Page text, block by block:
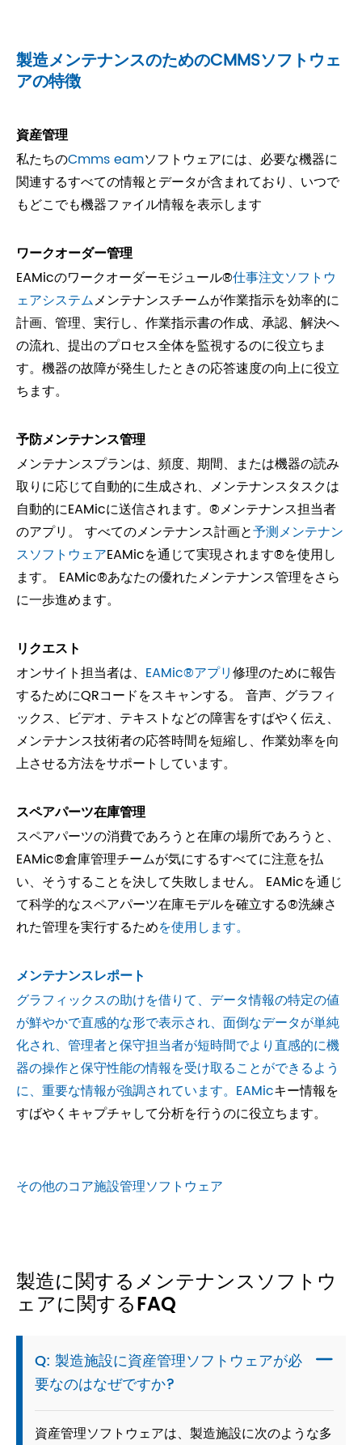
製造メンテナンスのためのCMMSソフトウェ
アの特徴
資産管理
私たちのCmms eamソフトウェアには、必要な機器に
関連するすべての情報とデータが含まれており、いつで
もどこでも機器ファイル情報を表示します
ワークオーダー管理
EAMicのワークオーダーモジュール®仕事注文ソフトウ
ェアシステムメンテナンスチームが作業指示を効率的に
計画、管理、実行し、作業指示書の作成、承認、解決へ
の流れ、提出のプロセス全体を監視するのに役立ちま
す。機器の故障が発生したときの応答速度の向上に役立
ちます。
予防メンテナンス管理
メンテナンスプランは、頻度、期間、または機器の読み
取りに応じて自動的に生成され、メンテナンスタスクは
自動的にEAMicに送信されます。®メンテナンス担当者
のアプリ。 すべてのメンテナンス計画と予测メンテナン
スソフトウェアEAMicを通じて実現されます®を使用し
ます。 EAMic®あなたの優れたメンテナンス管理をさら
に一歩進めます。
リクエスト
オンサイト担当者は、 EAMic®アプリ修理のために報告
するためにQRコードをスキャンする。 音声、グラフィ
ックス、ビデオ、テキストなどの障害をすばやく伝え、
メンテナンス技術者の応答時間を短縮し、作業効率を向
上させる方法をサポートしています。
スペアパーツ在庫管理
スペアパーツの消費であろうと在庫の場所であろうと、
EAMic®倉庫管理チームが気にするすべてに注意を払
い、そうすることを決して失敗しません。 EAMicを通じ
て科学的なスペアパーツ在庫モデルを確立する®洗練さ
れた管理を実行するためを使用します。
メンテナンスレポート
グラフィックスの助けを借りて、データ情報の特定の値
が鮮やかで直感的な形で表示され、面倒なデータが単純
化され、管理者と保守担当者が短時間でより直感的に機
器の操作と保守性能の情報を受け取ることができるよう
に、重要な情報が強調されています。 EAMicキー情報を
すばやくキャプチャして分析を行うのに役立ちます。
その他のコア施設管理ソフトウェア
製造に関するメンテナンスソフトウ
ェアに関するFAQ
Q: 製造施設に資産管理ソフトウェアが必
要なのはなぜですか?

資産管理ソフトウェアは、製造施設に次のような多